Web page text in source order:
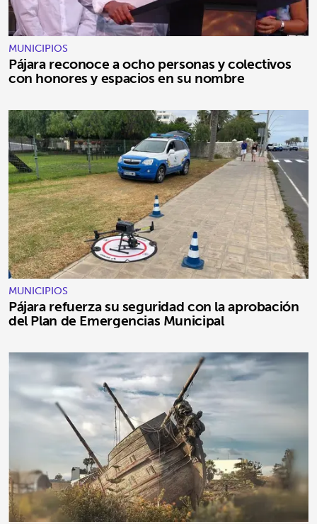
MUNICIPIOS
Pájara reconoce a ocho personas y colectivos
con honores y espacios en su nombre
MUNICIPIOS
Pájara refuerza su seguridad con la aprobación
del Plan de Emergencias Municipal